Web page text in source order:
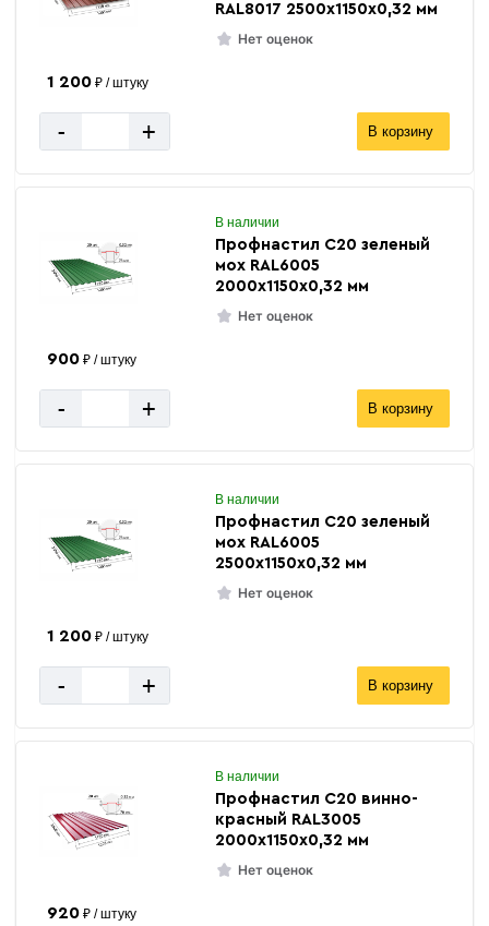
RAL8017 2500х1150х0,32 мм
Нет оценок
1 200 ₽ / штуку
- + В корзину
В наличии
Профнастил С20 зеленый
мох RAL6005
2000х1150х0,32 мм
Нет оценок
900 ₽ / штуку
- + В корзину
В наличии
Профнастил С20 зеленый
мох RAL6005
2500х1150х0,32 мм
Нет оценок
1 200 ₽ / штуку
- + В корзину
В наличии
Профнастил С20 винно-
красный RAL3005
2000х1150х0,32 мм
Нет оценок
920 ₽ / штуку